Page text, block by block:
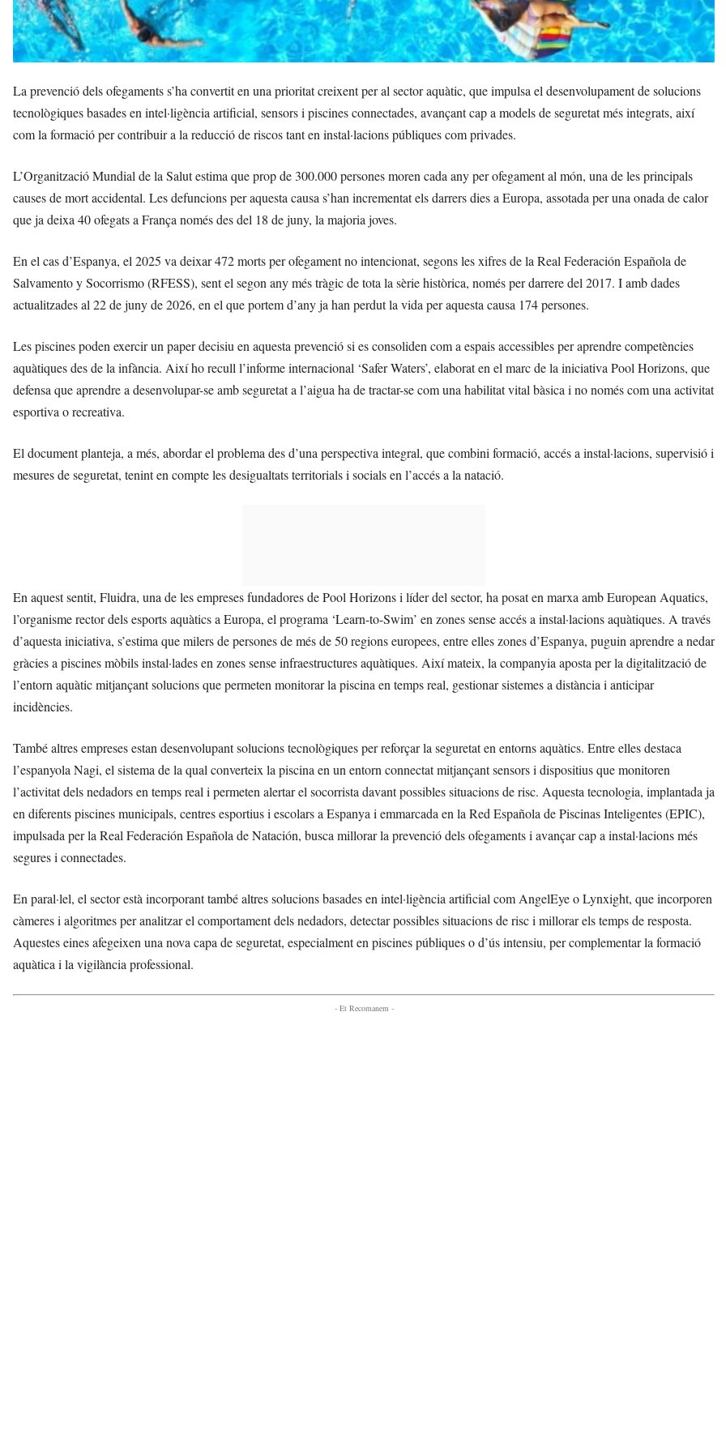
La prevenció dels ofegaments s’ha convertit en una prioritat creixent per al sector aquàtic, que impulsa el desenvolupament de solucions
tecnològiques basades en intel·ligència artificial, sensors i piscines connectades, avançant cap a models de seguretat més integrats, així
com la formació per contribuir a la reducció de riscos tant en instal·lacions públiques com privades.
L’Organització Mundial de la Salut estima que prop de 300.000 persones moren cada any per ofegament al món, una de les principals
causes de mort accidental. Les defuncions per aquesta causa s’han incrementat els darrers dies a Europa, assotada per una onada de calor
que ja deixa 40 ofegats a França només des del 18 de juny, la majoria joves.
En el cas d’Espanya, el 2025 va deixar 472 morts per ofegament no intencionat, segons les xifres de la Real Federación Española de
Salvamento y Socorrismo (RFESS), sent el segon any més tràgic de tota la sèrie històrica, només per darrere del 2017. I amb dades
actualitzades al 22 de juny de 2026, en el que portem d’any ja han perdut la vida per aquesta causa 174 persones.
Les piscines poden exercir un paper decisiu en aquesta prevenció si es consoliden com a espais accessibles per aprendre competències
aquàtiques des de la infància. Així ho recull l’informe internacional ‘Safer Waters’, elaborat en el marc de la iniciativa Pool Horizons, que
defensa que aprendre a desenvolupar-se amb seguretat a l’aigua ha de tractar-se com una habilitat vital bàsica i no només com una activitat
esportiva o recreativa.
El document planteja, a més, abordar el problema des d’una perspectiva integral, que combini formació, accés a instal·lacions, supervisió i
mesures de seguretat, tenint en compte les desigualtats territorials i socials en l’accés a la natació.
En aquest sentit, Fluidra, una de les empreses fundadores de Pool Horizons i líder del sector, ha posat en marxa amb European Aquatics,
l’organisme rector dels esports aquàtics a Europa, el programa ‘Learn-to-Swim’ en zones sense accés a instal·lacions aquàtiques. A través
d’aquesta iniciativa, s’estima que milers de persones de més de 50 regions europees, entre elles zones d’Espanya, puguin aprendre a nedar
gràcies a piscines mòbils instal·lades en zones sense infraestructures aquàtiques. Així mateix, la companyia aposta per la digitalització de
l’entorn aquàtic mitjançant solucions que permeten monitorar la piscina en temps real, gestionar sistemes a distància i anticipar
incidències.
També altres empreses estan desenvolupant solucions tecnològiques per reforçar la seguretat en entorns aquàtics. Entre elles destaca
l’espanyola Nagi, el sistema de la qual converteix la piscina en un entorn connectat mitjançant sensors i dispositius que monitoren
l’activitat dels nedadors en temps real i permeten alertar el socorrista davant possibles situacions de risc. Aquesta tecnologia, implantada ja
en diferents piscines municipals, centres esportius i escolars a Espanya i emmarcada en la Red Española de Piscinas Inteligentes (EPIC),
impulsada per la Real Federación Española de Natación, busca millorar la prevenció dels ofegaments i avançar cap a instal·lacions més
segures i connectades.
En paral·lel, el sector està incorporant també altres solucions basades en intel·ligència artificial com AngelEye o Lynxight, que incorporen
càmeres i algoritmes per analitzar el comportament dels nedadors, detectar possibles situacions de risc i millorar els temps de resposta.
Aquestes eines afegeixen una nova capa de seguretat, especialment en piscines públiques o d’ús intensiu, per complementar la formació
aquàtica i la vigilància professional.
- Et Recomanem -